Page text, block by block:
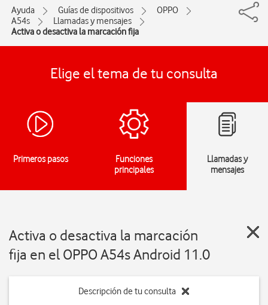
Ayuda Guías de dispositivos
OPPO
A54s
Llamadas y mensajes
Activa o desactiva la marcación fija
Elige el tema de tu consulta
Primeros pasos
Funciones
principales
Llamadas y
mensajes
Activa o desactiva la marcación
fija en el OPPO A54s Android 11.0
Descripción de tu consulta